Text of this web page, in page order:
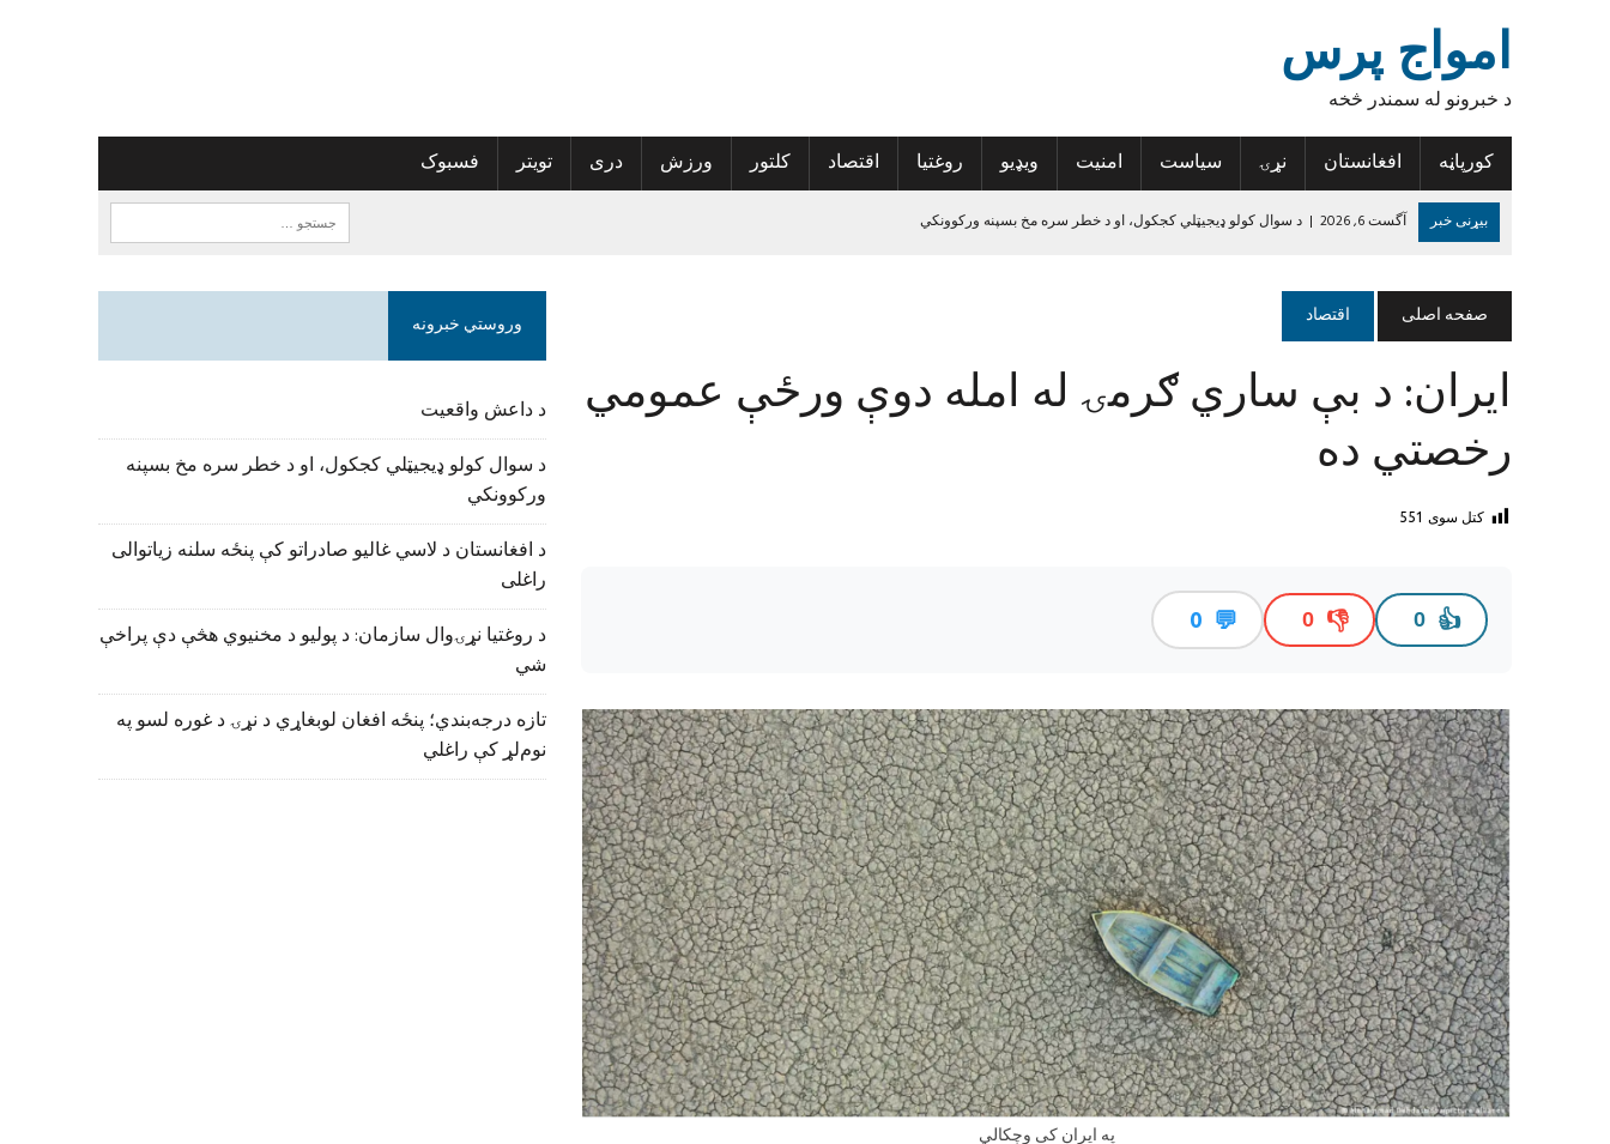
امواج پرس
د خبرونو له سمندر څخه
کورپاڼه
افغانستان نړۍ سیاست امنیت ویډیو روغتیا اقتصاد کلتور ورزش دری تویتر فسبوک
بیړنی خبر آگست 6, 2026 | د سوال کولو ډیجیټلي کجکول، او د خطر سره مخ بسپنه ورکوونکي
د روغتیا نړۍوال سازمان: د پولیو د مخنیوي هڅې دې پراخې شي
آگست 6, 2026
| تازه درجه‌بندي؛ پنځه افغان لوبغاړي د نړۍ د غوره لسو په نوم‌لړ کې راغلي
آگست 5, 2026
جون 14, 2024
د داعش واقعیت
صفحه اصلی اقتصاد
ایران: د بې ساري ګرمۍ له امله دوې ورځې عمومي
رخصتي ده
کتل سوی 551
👍
0
👎
0
💬
0
په ایران کې وچکالي
وروستي خبرونه
د داعش واقعیت
د سوال کولو ډیجیټلي کجکول، او د خطر سره مخ بسپنه
ورکوونکي
د افغانستان د لاسي غالیو صادراتو کې پنځه سلنه زیاتوالی
راغلی
د روغتیا نړۍوال سازمان: د پولیو د مخنیوي هڅې دې پراخې
شي
تازه درجه‌بندي؛ پنځه افغان لوبغاړي د نړۍ د غوره لسو په
نوم‌لړ کې راغلي